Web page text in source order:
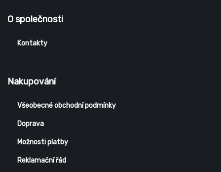
O společnosti
Kontakty
Nakupování
Všeobecné obchodní podmínky
Doprava
Možnosti platby
Reklamační řád